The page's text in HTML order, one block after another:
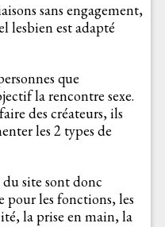
sans engagement,
lesbien est adapté
que
la rencontre sexe.
des créateurs, ils
les 2 types de
site sont donc
pour les fonctions, les
la prise en main, la